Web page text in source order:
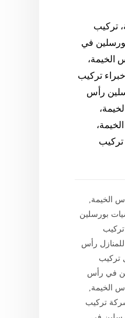
تركيب
في
الخيمة،
تركيب
رأس
تركيب
الخيمة
بورسلين
,تركيب
رأس
تركيب
في رأس
الخيمة
تركيب